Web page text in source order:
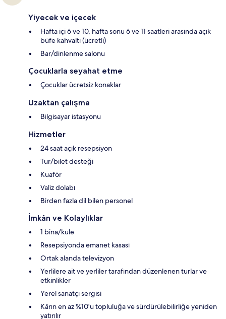
Yiyecek ve içecek
Hafta içi 6 ve 10, hafta sonu 6 ve 11 saatleri arasında açık
büfe kahvaltı (ücretli)
Bar/dinlenme salonu
Çocuklarla seyahat etme
Çocuklar ücretsiz konaklar
Uzaktan çalışma
Bilgisayar istasyonu
Hizmetler
24 saat açık resepsiyon
Tur/bilet desteği
Kuaför
Valiz dolabı
Birden fazla dil bilen personel
İmkân ve Kolaylıklar
1 bina/kule
Resepsiyonda emanet kasası
Ortak alanda televizyon
Yerlilere ait ve yerliler tarafından düzenlenen turlar ve
etkinlikler
Yerel sanatçı sergisi
Kârın en az %10'u topluluğa ve sürdürülebilirliğe yeniden
yatırılır